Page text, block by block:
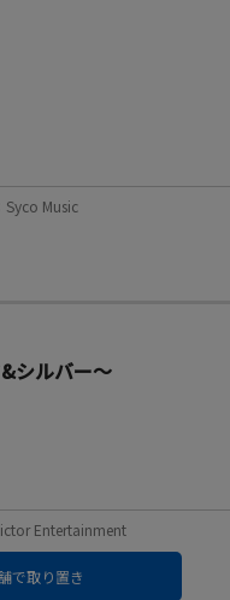
Music
シルバー～
Entertainment
で取り置き